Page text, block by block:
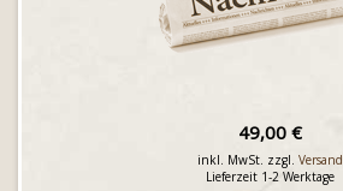
49,00 €
inkl. MwSt. zzgl. Versand
Lieferzeit 1-2 Werktage